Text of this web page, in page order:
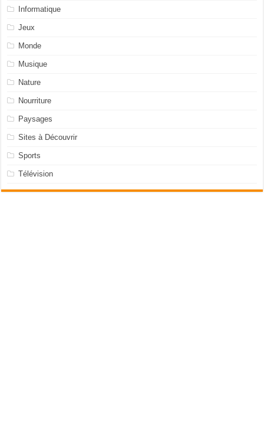
Informatique
Jeux
Monde
Musique
Nature
Nourriture
Paysages
Sites à Découvrir
Sports
Télévision